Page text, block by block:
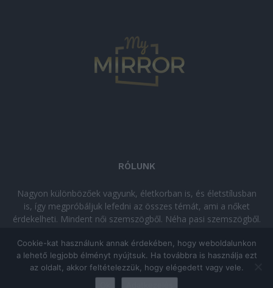
RÓLUNK
Nagyon különbözőek vagyunk, életkorban is, és életstílusban
is, így megpróbáljuk lefedni az összes témát, ami a nőket
érdekelheti. Mindent női szemszögből. Néha pasi szemszögből.
kikapcsolódásra vágysz!
© Copyright 2026 - mymirror.huADATKEZELÉSI TÁJÉKOZTATÓ
Cookie-kat használunk annak érdekében, hogy weboldalunkon
a lehető legjobb élményt nyújtsuk. Ha továbbra is használja ezt
az oldalt, akkor feltételezzük, hogy elégedett vagy vele.